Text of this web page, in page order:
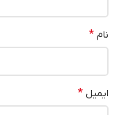
نام *
ایمیل *